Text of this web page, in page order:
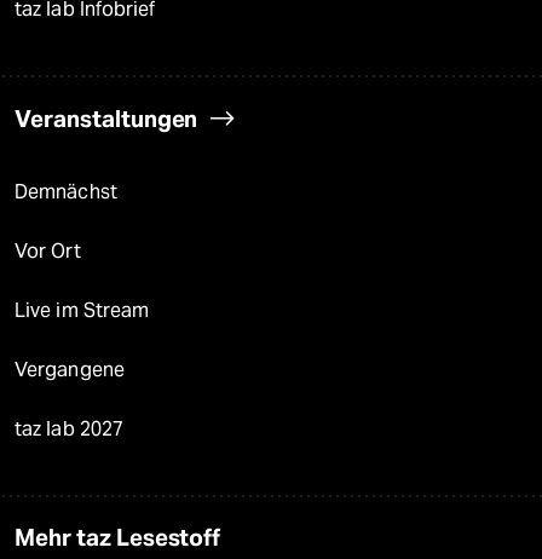
taz lab Infobrief
Veranstaltungen
Demnächst
Vor Ort
Live im Stream
Vergangene
taz lab 2027
Mehr taz Lesestoff